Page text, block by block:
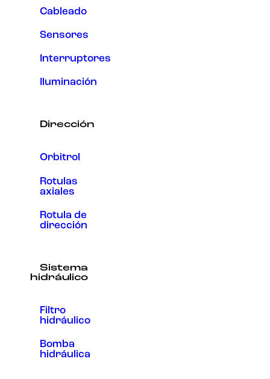
Cableado
Sensores
Interruptores
Iluminación
Dirección
Orbitrol
Rotulas
axiales
Rotula de
dirección
Sistema
hidráulico
Filtro
hidráulico
Bomba
hidráulica